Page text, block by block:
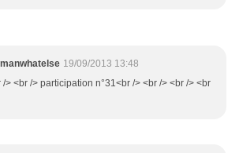
19/09/2013 13:48
/> <br /> participation n°31<br /> <br /> <br /> <br